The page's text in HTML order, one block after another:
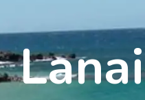
Lanai